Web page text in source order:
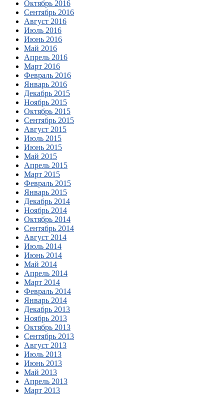
Октябрь 2016
Сентябрь 2016
Август 2016
Июль 2016
Июнь 2016
Май 2016
Апрель 2016
Март 2016
Февраль 2016
Январь 2016
Декабрь 2015
Ноябрь 2015
Октябрь 2015
Сентябрь 2015
Август 2015
Июль 2015
Июнь 2015
Май 2015
Апрель 2015
Март 2015
Февраль 2015
Январь 2015
Декабрь 2014
Ноябрь 2014
Октябрь 2014
Сентябрь 2014
Август 2014
Июль 2014
Июнь 2014
Май 2014
Апрель 2014
Март 2014
Февраль 2014
Январь 2014
Декабрь 2013
Ноябрь 2013
Октябрь 2013
Сентябрь 2013
Август 2013
Июль 2013
Июнь 2013
Май 2013
Апрель 2013
Март 2013